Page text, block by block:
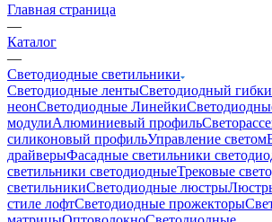
Главная страница
—
Каталог
—
Светодиодные светильники
Светодиодные лентыСветодиодный
неонСветодиодные Линейки
модулиАлюминиевый профиль
силиконовый профильУправление светом
драйверыФасадные светильники
светильники светодиодныеТрековые
светильникиСветодиодные люстры
стиле лофтСветодиодные прожекторы